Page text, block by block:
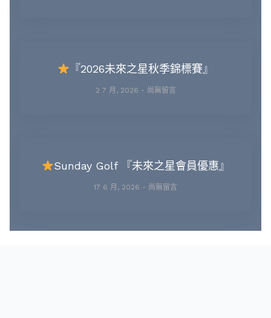
『2026未來之星秋季錦標賽』
2 7 月, 2026 尚無留言
Sunday Golf 『未來之星會員優惠』
17 6 月, 2026 尚無留言